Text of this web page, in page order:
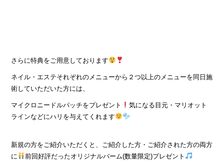
さらに特典をご用意しております
ネイル・エステそれぞれのメニューから２つ以上のメニューを同日施
術していただいた方には、
マイクロニードルパッチをプレゼント
気になる目元・マリオット
ラインなどにハリを与えてくれます
新規の方をご紹介いただくと、ご紹介した方・ご紹介された方の両方
に
前回好評だったオリジナルバーム(数量限定)プレゼント